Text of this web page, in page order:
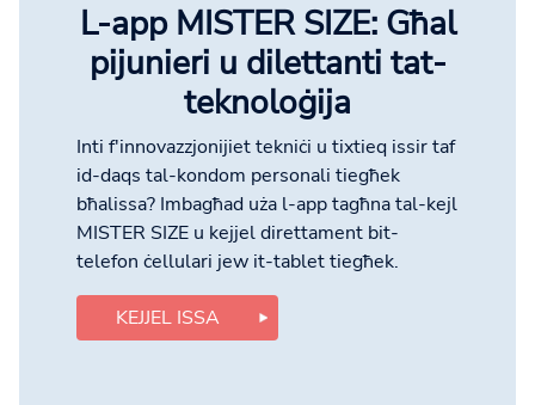
L-app MISTER SIZE: Għal
pijunieri u dilettanti tat-
teknoloġija
Inti f'innovazzjonijiet tekniċi u tixtieq issir taf
id-daqs tal-kondom personali tiegħek
bħalissa? Imbagħad uża l-app tagħna tal-kejl
MISTER SIZE u kejjel direttament bit-
telefon ċellulari jew it-tablet tiegħek.
KEJJEL ISSA